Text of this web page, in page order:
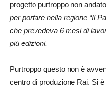
progetto purtroppo non
per portare nella regione “Il
che prevedeva 6 mesi di
più edizioni.
Purtroppo questo non è
centro di produzione Rai. Si